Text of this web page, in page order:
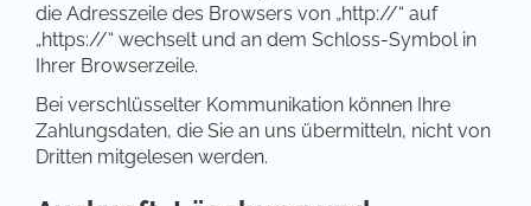
die Adresszeile des Browsers von „http://“ auf
„https://“ wechselt und an dem Schloss-Symbol in
Ihrer Browserzeile.
Bei verschlüsselter Kommunikation können Ihre
Zahlungsdaten, die Sie an uns übermitteln, nicht von
Dritten mitgelesen werden.